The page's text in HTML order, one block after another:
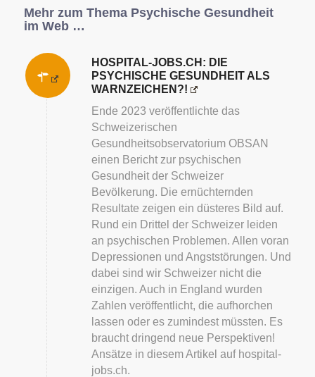
Mehr zum Thema Psychische Gesundheit
im Web …
HOSPITAL-JOBS.CH: DIE
PSYCHISCHE GESUNDHEIT ALS
WARNZEICHEN?!
Ende 2023 veröffentlichte das
Schweizerischen
Gesundheitsobservatorium OBSAN
einen Bericht zur psychischen
Gesundheit der Schweizer
Bevölkerung. Die ernüchternden
Resultate zeigen ein düsteres Bild auf.
Rund ein Drittel der Schweizer leiden
an psychischen Problemen. Allen voran
Depressionen und Angststörungen. Und
dabei sind wir Schweizer nicht die
einzigen. Auch in England wurden
Zahlen veröffentlicht, die aufhorchen
lassen oder es zumindest müssten. Es
braucht dringend neue Perspektiven!
Ansätze in diesem Artikel auf hospital-
jobs.ch.